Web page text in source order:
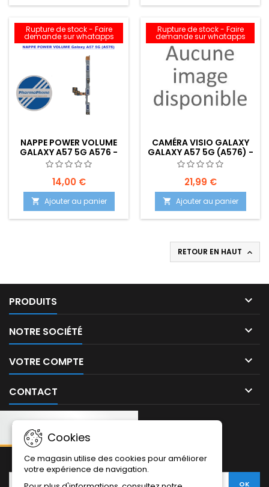
Rupture de stock - Faire
demande sur whatapps
NAPPE POWER VOLUME
GALAXY A57 5G A576 -
EMPLACEMENT :
14,00 €
 Ajouter au panier
Rupture de stock - Faire
demande sur whatapps
CAMÉRA VISIO GALAXY
GALAXY A57 5G (A576) -
EMPLACEMENT:
21,99 €
 Ajouter au panier
RETOUR EN HAUT 
PRODUITS 
NOTRE SOCIÉTÉ 
VOTRE COMPTE 
CONTACT 
Cookies
Ce magasin utilise des cookies pour améliorer
votre expérience de navigation.
NEWSLETTER: